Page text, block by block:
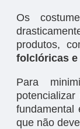
Os
produtos,
folclóricas
Para
potencializar
fundamental
que não